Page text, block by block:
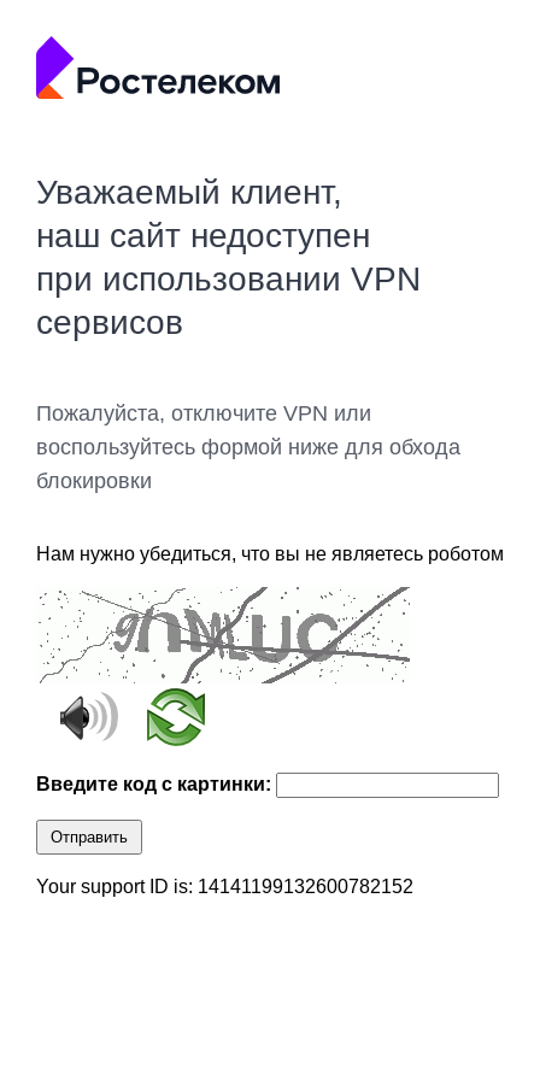
Уважаемый клиент,
наш сайт недоступен
при использовании VPN
сервисов
Пожалуйста, отключите VPN или
воспользуйтесь формой ниже для обхода
блокировки
Нам нужно убедиться, что вы не являетесь роботом
Введите код с картинки:
Отправить
Your support ID is: 14141199132600782152